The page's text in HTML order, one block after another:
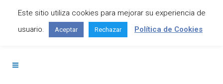
Contáctanos: +34 645 295 966
Este sitio utiliza cookies para mejorar su experiencia de
usuario.
Aceptar Rechazar Política de Cookies